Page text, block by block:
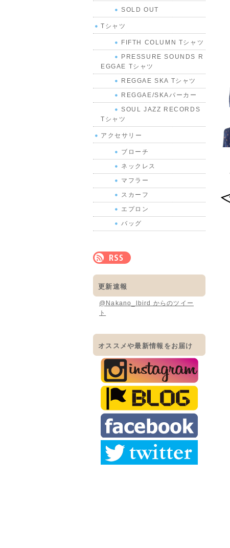
SOLD OUT
Tシャツ
FIFTH COLUMN Tシャツ
PRESSURE SOUNDS R
EGGAE Tシャツ
REGGAE SKA Tシャツ
REGGAE/SKAパーカー
SOUL JAZZ RECORDS
Tシャツ
アクセサリー
ブローチ
ネックレス
マフラー
スカーフ
エプロン
バッグ
更新速報
@Nakano_lbird からのツイー
ト
オススメや最新情報をお届け